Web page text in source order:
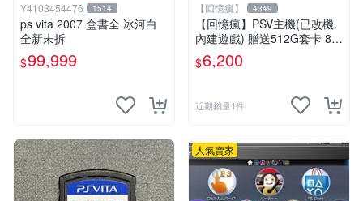
Y4103454476 1514
ps vita 2007 盒書全 冰河白
全新未拆
$99,999
【回憶瘋】 4349
【回憶瘋】PSV主機(已改機.
內建遊戲) 贈送512G套卡 8成
5新 1000型
$6,200
近期銷量1件
人氣賣家